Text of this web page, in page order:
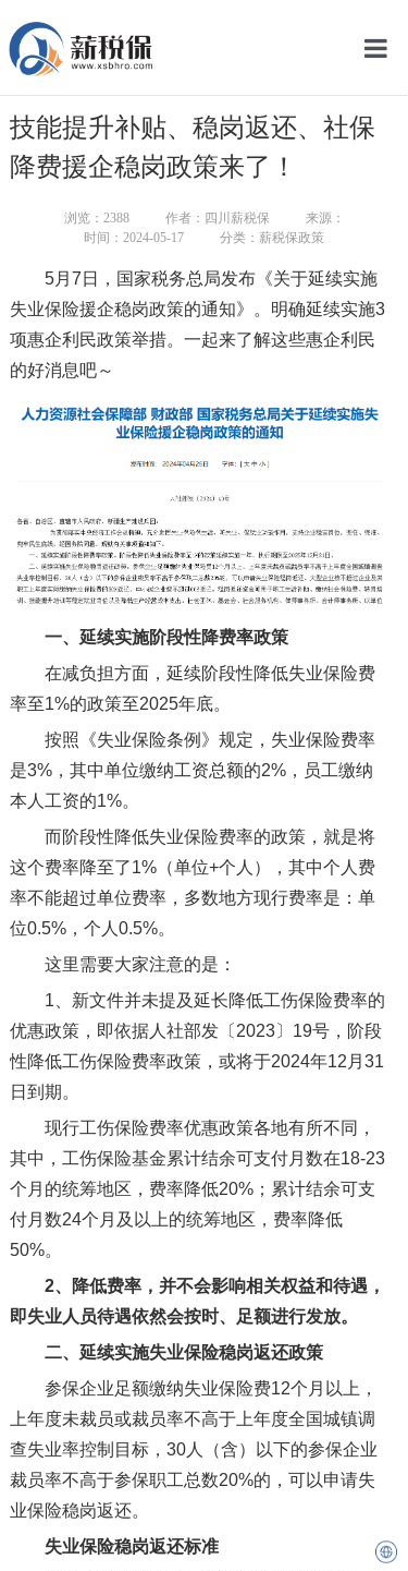
网
技能提升补贴、稳岗返还、社保
降费援企稳岗政策来了！
浏览： 2388 作者：四川薪税保
来源：
时间：2024-05-17
分类：薪税保政策
5月7日，国家税务总局发布《关于延续实施
失业保险援企稳岗政策的通知》。明确延续实施3
项惠企利民政策举措。一起来了解这些惠企利民
的好消息吧～
一、延续实施阶段性降费率政策
在减负担方面，延续阶段性降低失业保险费
率至1%的政策至2025年底。
按照《失业保险条例》规定，失业保险费率
是3%，其中单位缴纳工资总额的2%，员工缴纳
本人工资的1%。
而阶段性降低失业保险费率的政策，就是将
这个费率降至了1%（单位+个人），其中个人费
率不能超过单位费率，多数地方现行费率是：单
位0.5%，个人0.5%。
这里需要大家注意的是：
1、新文件并未提及延长降低工伤保险费率的
优惠政策，即依据人社部发〔2023〕19号，阶段
性降低工伤保险费率政策，或将于2024年12月31
日到期。
现行工伤保险费率优惠政策各地有所不同，
其中，工伤保险基金累计结余可支付月数在18-23
个月的统筹地区，费率降低20%；累计结余可支
付月数24个月及以上的统筹地区，费率降低
50%。
2、降低费率，并不会影响相关权益和待遇，
即失业人员待遇依然会按时、足额进行发放。
二、延续实施失业保险稳岗返还政策
参保企业足额缴纳失业保险费12个月以上，
上年度未裁员或裁员率不高于上年度全国城镇调
查失业率控制目标，30人（含）以下的参保企业
裁员率不高于参保职工总数20%的，可以申请失
业保险稳岗返还。
失业保险稳岗返还标准